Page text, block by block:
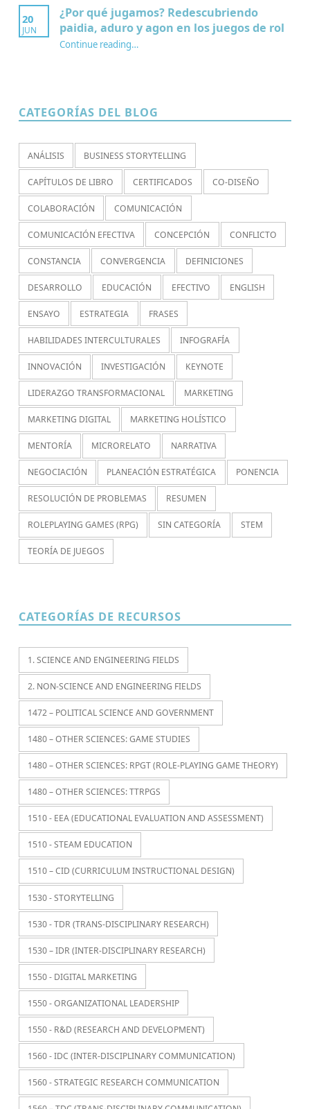
20
JUN
¿Por qué jugamos? Redescubriendo
paidia, aduro y agon en los juegos de rol
Continue reading“¿Por qué jugamos? Redescubriendo paidia, aduro y agon en los juegos de rol”
…
CATEGORÍAS DEL BLOG
ANÁLISIS BUSINESS STORYTELLING
CAPÍTULOS DE LIBRO CERTIFICADOS CO-DISEÑO
COLABORACIÓN COMUNICACIÓN
COMUNICACIÓN EFECTIVA CONCEPCIÓN CONFLICTO
CONSTANCIA CONVERGENCIA DEFINICIONES
DESARROLLO EDUCACIÓN EFECTIVO ENGLISH
ENSAYO ESTRATEGIA FRASES
HABILIDADES INTERCULTURALES INFOGRAFÍA
INNOVACIÓN INVESTIGACIÓN KEYNOTE
LIDERAZGO TRANSFORMACIONAL MARKETING
MARKETING DIGITAL MARKETING HOLÍSTICO
MENTORÍA MICRORELATO NARRATIVA
NEGOCIACIÓN PLANEACIÓN ESTRATÉGICA PONENCIA
RESOLUCIÓN DE PROBLEMAS RESUMEN
ROLEPLAYING GAMES (RPG) SIN CATEGORÍA STEM
TEORÍA DE JUEGOS
CATEGORÍAS DE RECURSOS
1. SCIENCE AND ENGINEERING FIELDS
2. NON-SCIENCE AND ENGINEERING FIELDS
1472 – POLITICAL SCIENCE AND GOVERNMENT
1480 – OTHER SCIENCES: GAME STUDIES
1480 – OTHER SCIENCES: RPGT (ROLE-PLAYING GAME THEORY)
1480 – OTHER SCIENCES: TTRPGS
1510 - EEA (EDUCATIONAL EVALUATION AND ASSESSMENT)
1510 - STEAM EDUCATION
1510 – CID (CURRICULUM INSTRUCTIONAL DESIGN)
1530 - STORYTELLING
1530 - TDR (TRANS-DISCIPLINARY RESEARCH)
1530 – IDR (INTER-DISCIPLINARY RESEARCH)
1550 - DIGITAL MARKETING
1550 - ORGANIZATIONAL LEADERSHIP
1550 - R&D (RESEARCH AND DEVELOPMENT)
1560 - IDC (INTER-DISCIPLINARY COMMUNICATION)
1560 - STRATEGIC RESEARCH COMMUNICATION